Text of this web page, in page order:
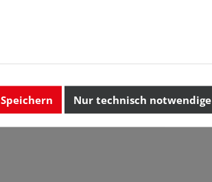
Speichern Nur technisch notwendige